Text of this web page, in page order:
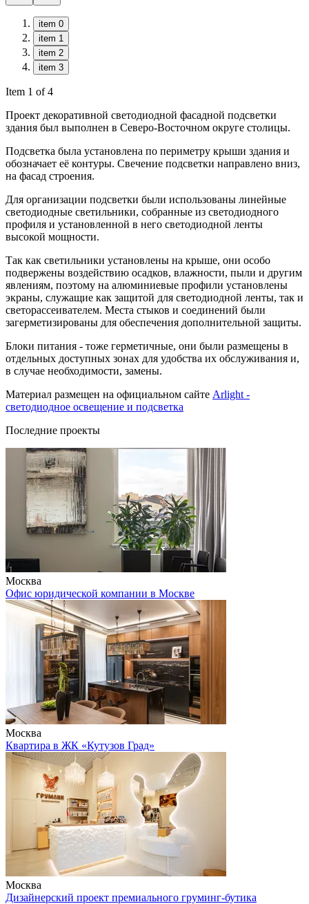
item 0
item 1
item 2
item 3
Item 1 of 4
Проект декоративной светодиодной фасадной подсветки
здания был выполнен в Северо-Восточном округе столицы.
Подсветка была установлена по периметру крыши здания и
обозначает её контуры. Свечение подсветки направлено вниз,
на фасад строения.
Для организации подсветки были использованы линейные
светодиодные светильники, собранные из светодиодного
профиля и установленной в него светодиодной ленты
высокой мощности.
Так как светильники установлены на крыше, они особо
подвержены воздействию осадков, влажности, пыли и другим
явлениям, поэтому на алюминиевые профили установлены
экраны, служащие как защитой для светодиодной ленты, так и
светорассеивателем. Места стыков и соединений были
загерметизированы для обеспечения дополнительной защиты.
Блоки питания - тоже герметичные, они были размещены в
отдельных доступных зонах для удобства их обслуживания и,
в случае необходимости, замены.
Материал размещен на официальном сайте Arlight -
светодиодное освещение и подсветка
Последние проекты
Москва
Офис юридической компании в Москве
Москва
Квартира в ЖК «Кутузов Град»
Москва
Дизайнерский проект премиального груминг-бутика